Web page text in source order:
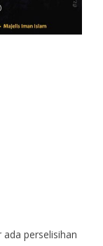
ada perselisihan